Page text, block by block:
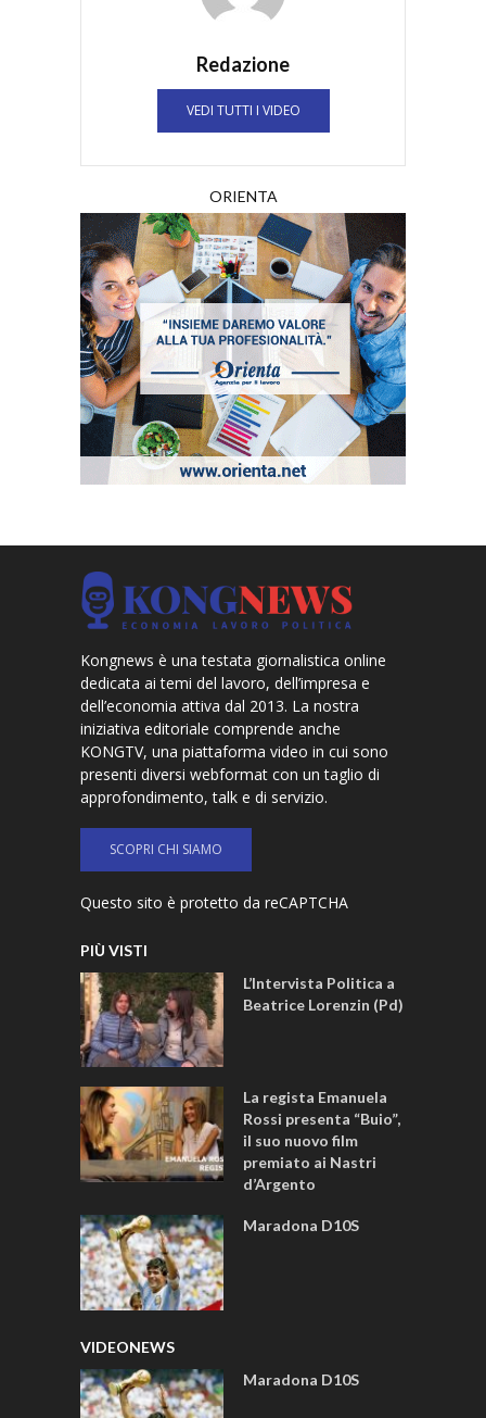
Redazione
VEDI TUTTI I VIDEO
ORIENTA
Kongnews è una testata giornalistica online
dedicata ai temi del lavoro, dell’impresa e
dell’economia attiva dal 2013. La nostra
iniziativa editoriale comprende anche
KONGTV, una piattaforma video in cui sono
presenti diversi webformat con un taglio di
approfondimento, talk e di servizio.
SCOPRI CHI SIAMO
Questo sito è protetto da reCAPTCHA
PIÙ VISTI
L’Intervista Politica a
Beatrice Lorenzin (Pd)
La regista Emanuela
Rossi presenta “Buio”,
il suo nuovo film
premiato ai Nastri
d’Argento
Maradona D10S
VIDEONEWS
Maradona D10S